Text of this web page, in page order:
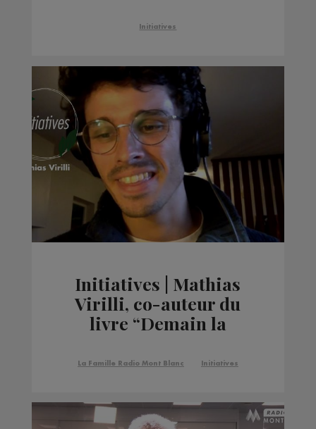
Initiatives
Initiatives | Mathias
Virilli, co-auteur du
livre “Demain la
La Famille Radio Mont Blanc Initiatives